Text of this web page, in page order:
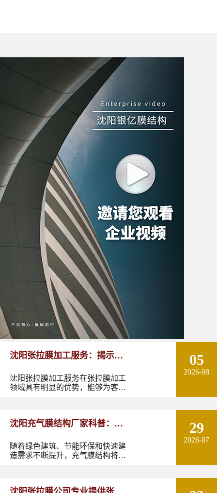
沈阳张拉膜加工服务：揭示张
拉膜加工的实用优势
沈阳张拉膜加工服务在张拉膜加工
领域具有明显的优势，能够为客户
发出独特的魅力。
05
2026-08
沈阳充气膜结构厂家科普：了
解充气膜建筑优势、价格及应
用领域
随着绿色建筑、节能环保和快速建
造需求不断提升，充气膜结构将在
29
2026-07